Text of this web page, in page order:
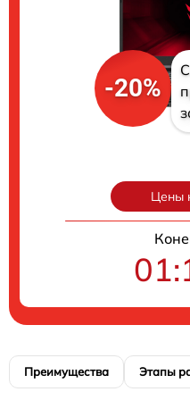
-20%
Цены
Преимущества Этапы